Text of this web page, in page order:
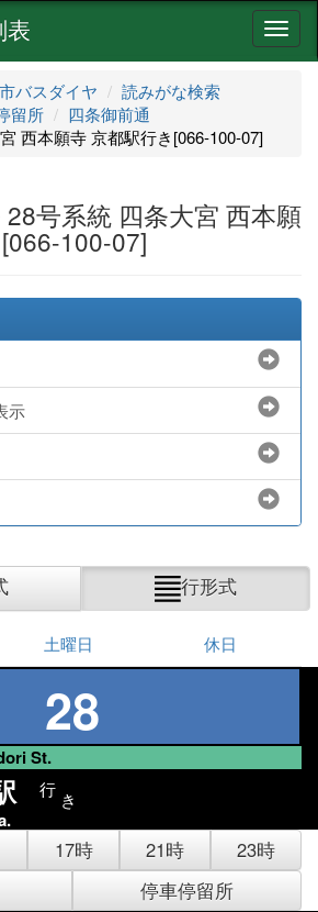
ナ
ビ
表
バスダイヤ
読みがな検索
留所
四条御前通
西本願寺 京都駅行き[066-100-07]
号系統 四条大宮 西本願
100-07]
示
行形式
土曜日 休日
28
St.
行 き
17時 21時
23時
停車停留所